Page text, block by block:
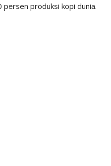
persen produksi kopi dunia.